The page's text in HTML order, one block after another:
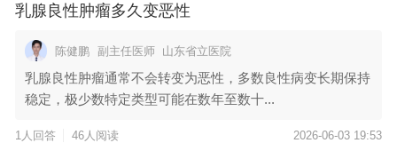
乳腺良性肿瘤多久变恶性
陈健鹏 副主任医师 山东省立医院
乳腺良性肿瘤通常不会转变为恶性，多数良性病变长期保持
稳定，极少数特定类型可能在数年至数十...
1人回答 46人阅读 2026-06-03 19:53